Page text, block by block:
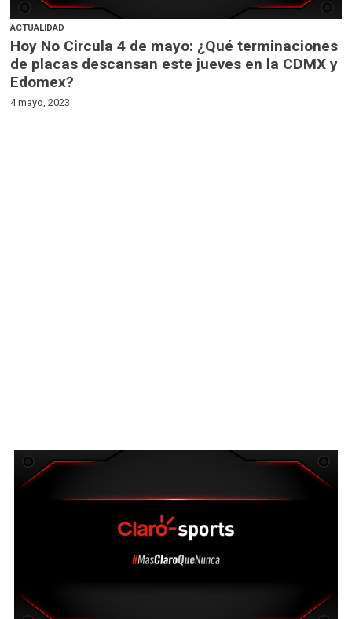
ACTUALIDAD
Hoy No Circula 4 de mayo: ¿Qué terminaciones
de placas descansan este jueves en la CDMX y
Edomex?
4 mayo, 2023